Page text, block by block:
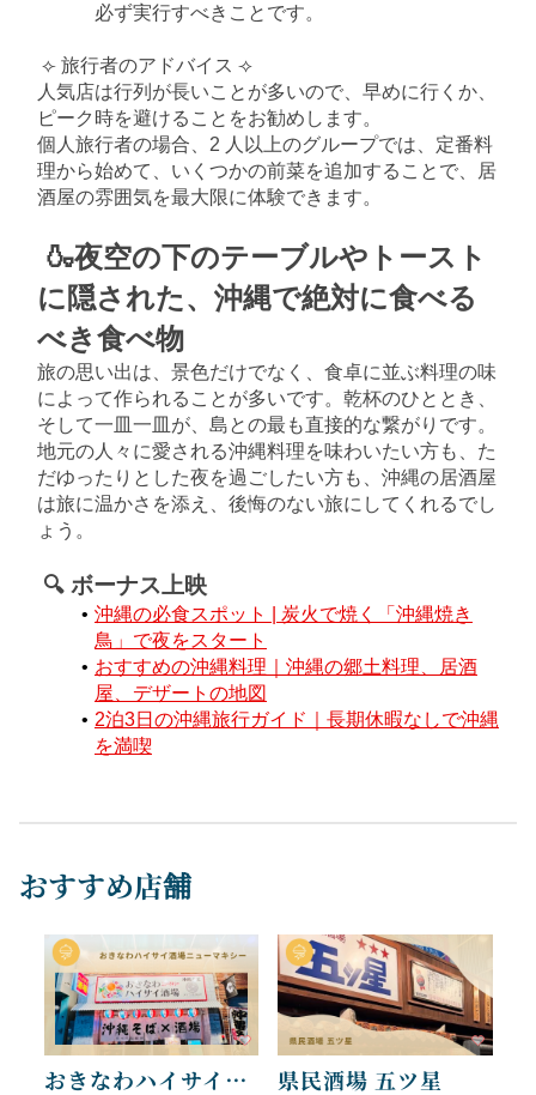
必ず実行すべきことです。
⟣ 旅行者のアドバイス ⟢
人気店は行列が長いことが多いので、早めに行くか、
ピーク時を避けることをお勧めします。
個人旅行者の場合、2 人以上のグループでは、定番料
理から始めて、いくつかの前菜を追加することで、居
酒屋の雰囲気を最大限に体験できます。
🍶夜空の下のテーブルやトースト
に隠された、 沖縄で絶対に食べる
べき食べ物
旅の思い出は、景色だけでなく、食卓に並ぶ料理の味
によって作られることが多いです。乾杯のひととき、
そして一皿一皿が、島との最も直接的な繋がりです。
地元の人々に愛される沖縄料理を味わいたい方も、た
だゆったりとした夜を過ごしたい方も、沖縄の居酒屋
は旅に温かさを添え、後悔のない旅にしてくれるでし
ょう。
🔍 ボーナス上映
沖縄の必食スポット | 炭火で焼く「沖縄焼き
鳥」で夜をスタート
おすすめの沖縄料理｜沖縄の郷土料理、居酒
屋、デザートの地図
2泊3日の沖縄旅行ガイド｜長期休暇なしで沖縄
を満喫
おすすめ店舗
おきなわハイサイ酒場ニューマキシー 県民酒場 五ツ星